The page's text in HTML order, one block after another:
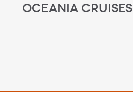
OCEANIA CRUISES